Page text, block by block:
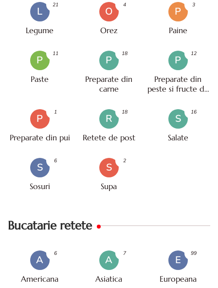
L
Legume
21
O
Orez
4
P
Paine
3
P
Paste
11
P
Preparate din
carne
18
P
Preparate din
peste si fructe de
12
P
Preparate din pui
1
R
Retete de post
18
S
Salate
16
S
Sosuri
6
S
Supa
2
Bucatarie retete
A
Americana
6
A
Asiatica
7
E
Europeana
99